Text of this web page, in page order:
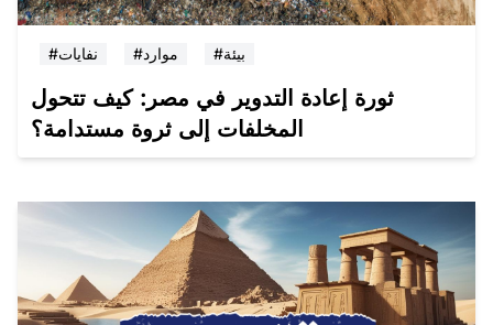
#نفايات #موارد #بيئة
ثورة إعادة التدوير في مصر: كيف تتحول
المخلفات إلى ثروة مستدامة؟